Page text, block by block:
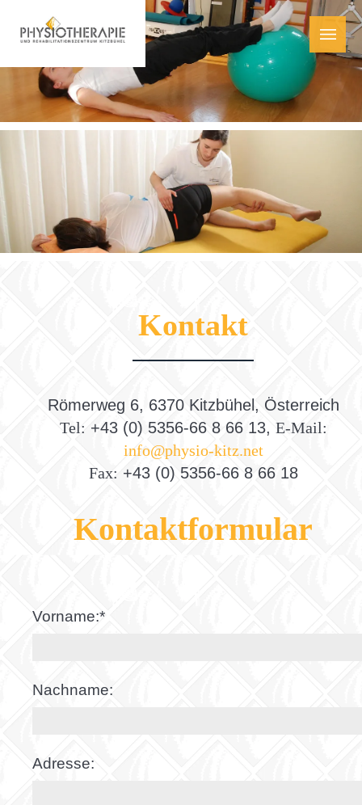
Kontakt
Römerweg 6, 6370 Kitzbühel, Österreich
Tel: +43 (0) 5356-66 8 66 13, E-Mail:
info@physio-kitz.net
Fax: +43 (0) 5356-66 8 66 18
Kontaktformular
Vorname:*
Nachname:
Adresse: